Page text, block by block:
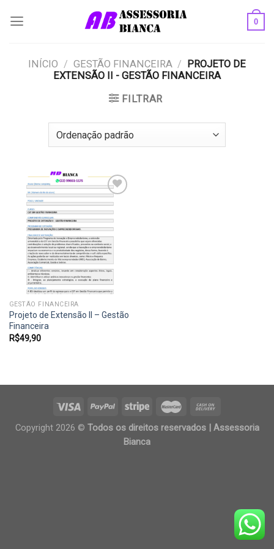
0
INÍCIO / GESTÃO FINANCEIRA / PROJETO DE
EXTENSÃO II - GESTÃO FINANCEIRA
FILTRAR
Add to
GESTÃO FINANCEIRA
Projeto de Extensão II – Gestão
Financeira
R$49,90
Copyright 2026 © Todos os direitos reservados | Assessoria
Bianca